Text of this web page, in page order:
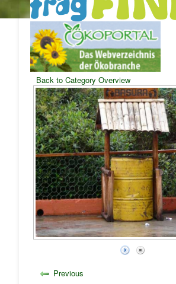
Back to Category Overview
Previous